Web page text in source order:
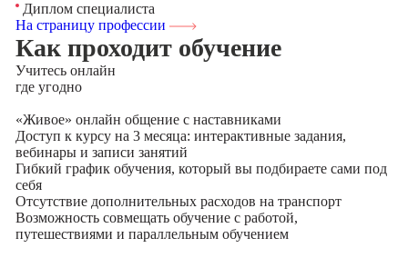
Диплом специалиста
На страницу профессии
Как проходит обучение
Учитесь онлайн
где угодно
«Живое» онлайн общение с наставниками
Доступ к курсу на 3 месяца: интерактивные задания,
вебинары и записи занятий
Гибкий график обучения, который вы подбираете сами под
себя
Отсутствие дополнительных расходов на транспорт
Возможность совмещать обучение с работой,
путешествиями и параллельным обучением